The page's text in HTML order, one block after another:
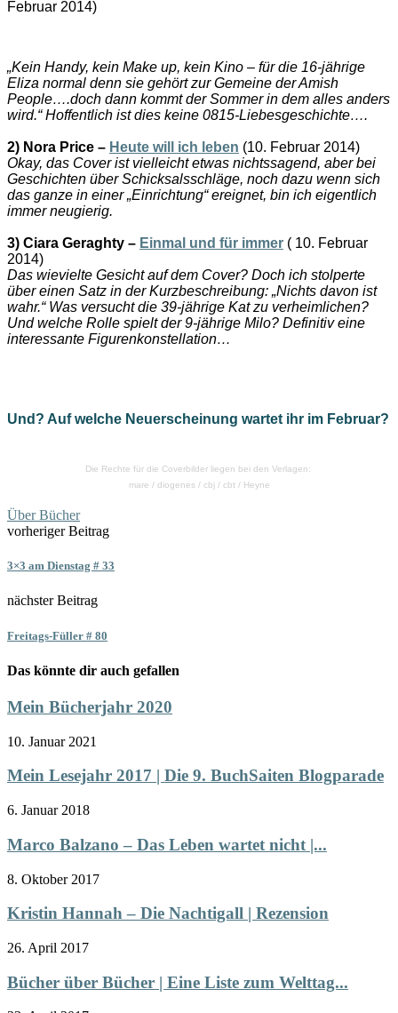
Februar 2014)
„Kein Handy, kein Make up, kein Kino – für die 16-jährige
Eliza normal denn sie gehört zur Gemeine der Amish
People….doch dann kommt der Sommer in dem alles anders
wird.“ Hoffentlich ist dies keine 0815-Liebesgeschichte….
2) Nora Price – Heute will ich leben (10. Februar 2014)
Okay, das Cover ist vielleicht etwas nichtssagend, aber bei
Geschichten über Schicksalsschläge, noch dazu wenn sich
das ganze in einer „Einrichtung“ ereignet, bin ich eigentlich
immer neugierig.
3) Ciara Geraghty – Einmal und für immer ( 10. Februar
2014)
Das wievielte Gesicht auf dem Cover? Doch ich stolperte
über einen Satz in der Kurzbeschreibung: „Nichts davon ist
wahr.“ Was versucht die 39-jährige Kat zu verheimlichen?
Und welche Rolle spielt der 9-jährige Milo? Definitiv eine
interessante Figurenkonstellation…
Und? Auf welche Neuerscheinung wartet ihr im Februar?
Die Rechte für die Coverbilder liegen bei den Verlagen:
mare / diogenes / cbj / cbt / Heyne
Über Bücher
vorheriger Beitrag
3×3 am Dienstag # 33
nächster Beitrag
Freitags-Füller # 80
Das könnte dir auch gefallen
Mein Bücherjahr 2020
10. Januar 2021
Mein Lesejahr 2017 | Die 9. BuchSaiten Blogparade
6. Januar 2018
Marco Balzano – Das Leben wartet nicht |...
8. Oktober 2017
Kristin Hannah – Die Nachtigall | Rezension
26. April 2017
Bücher über Bücher | Eine Liste zum Welttag...